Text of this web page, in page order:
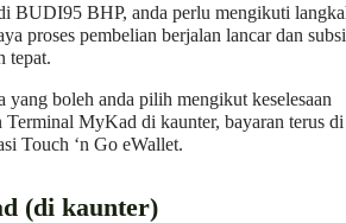
BUDI95 BHP, anda perlu mengikuti
proses pembelian berjalan lancar dan
tepat.
yang boleh anda pilih mengikut keselesaan
Terminal MyKad di kaunter, bayaran terus di
Touch ‘n Go eWallet.
(di kaunter)